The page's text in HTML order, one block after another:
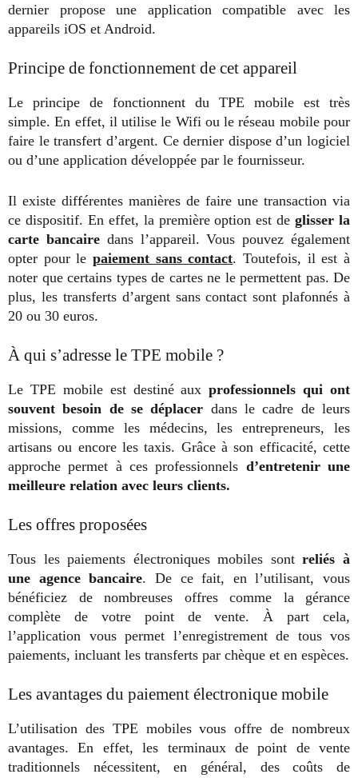
dernier propose une application compatible avec les
appareils iOS et Android.
Principe de fonctionnement de cet appareil
Le principe de fonctionnent du TPE mobile est très
simple. En effet, il utilise le Wifi ou le réseau mobile pour
faire le transfert d’argent. Ce dernier dispose d’un logiciel
ou d’une application développée par le fournisseur.
Il existe différentes manières de faire une transaction via
ce dispositif. En effet, la première option est deglisser la
carte bancairedans l’appareil. Vous pouvez également
opter pour le paiement sans contact. Toutefois, il est à
noter que certains types de cartes ne le permettent pas. De
plus, les transferts d’argent sans contact sont plafonnés à
20 ou 30 euros.
À qui s’adresse le TPE mobile ?
Le TPE mobile est destiné auxprofessionnels qui ont
souvent besoin de se déplacer dans le cadre de leurs
missions, comme les médecins, les entrepreneurs, les
artisans ou encore les taxis. Grâce à son efficacité, cette
approche permet à ces professionnels d’entretenir une
meilleure relation avec leurs clients.
Les offres proposées
Tous les paiements électroniques mobiles sontreliés à
une agence bancaire. De ce fait, en l’utilisant, vous
bénéficiez de nombreuses offres comme la gérance
complète de votre point de vente. À part cela,
l’application vous permet l’enregistrement de tous vos
paiements, incluant les transferts par chèque et en espèces.
Les avantages du paiement électronique mobile
L’utilisation des TPE mobiles vous offre de nombreux
avantages. En effet, les terminaux de point de vente
traditionnels nécessitent, en général, des coûts de